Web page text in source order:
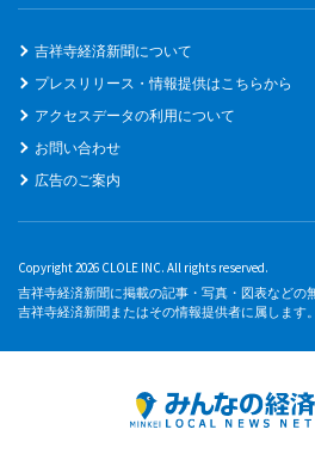
吉祥寺経済新聞について
プレスリリース・情報提供はこちらから
アクセスデータの利用について
お問い合わせ
広告のご案内
Copyright 2026 CLOLE INC. All rights reserved.
吉祥寺経済新聞に掲載の記事・写真・図表などの
吉祥寺経済新聞またはその情報提供者に属します。